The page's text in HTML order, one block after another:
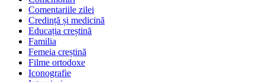
Comentariile zilei
Credință și medicină
Educația creștină
Familia
Femeia creștină
Filme ortodoxe
Iconografie